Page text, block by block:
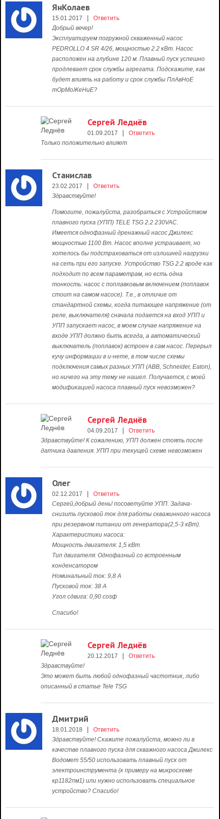
ЯнКолаев
15.01.2017 |
Ответить
Добрый вечер!
Эксплуатируем погружной скваженный насос
PEDROLLO 4 SR 4/26, мощностью 2.2 кВт. Насос
расположен на глубине 120 м. Плавный пуск успешно
продлевает срок службы агрегата. Подскажите, как
будет влиять на работу и срок службы ПлАвНоЕ
тОрМоЖеНиЕ?
Сергей Леднёв
01.09.2017 |
Ответить
Только положительно влияет
Станислав
23.02.2017 |
Ответить
Здравствуйте!
Помогите, пожалуйста, разобраться с Устройством
плавного пуска (УПП) TELE TSG 2.2 230VAC.
Имеется однофазный дренажный насос Джилекс
мощностью 1100 Вт. Насос вполне устраивает, но
хотелось бы подстраховаться от излишней нагрузки
на сеть при его запуске. Устройство TSG 2.2 вроде как
подходит по всем параметрам, но есть одна
тонкость: насос с поплавковым включением (поплавок
стоит на самом насосе). Т.е., в отличие от
стандартной схемы, когда питающее напряжение (от
реле, выключателя) сначала подается на вход УПП и
УПП запускает насос, в моем случае напряжение на
входе УПП должно быть всегда, а автоматический
выключатель (поплавок) встроен в сам насос. Перерыл
кучу информации в и-нете, в том числе схемы
подключения самых разных УПП (ABB, Schneider, Eaton),
но ничего на эту тему не нашел. Получается, с моей
модификацией насоса плавный пуск невозможен?
Сергей Леднёв
04.09.2017 |
Ответить
Здравствуйте! К сожалению, УПП должен стоять после
датчика давления. УПП при текущей схеме невозможен
Олег
02.12.2017 |
Ответить
Сергей,добрый день! посоветуйте УПП. Задача-
снизить пусковой ток для работы скважинного насоса
при резервном питании от генератора(2,5-3 кВт).
Характеристики насоса:
Мощность двигателя: 1,5 кВт
Тип двигателя: Однофазный со встроенным
конденсатором
Номинальный ток: 9,8 А
Пусковой ток: 38 А
Угол сдвига: 0,90 cosф
Спасибо!
Сергей Леднёв
20.12.2017 |
Ответить
Здравствуйте!
Это может быть любой однофазный частотник, либо
описанный в статье Tele TSG
Дмитрий
18.01.2018 |
Ответить
Здравствуйте! Скажите пожалуйста, можно ли в
качестве плавного пуска для скважного насоса Джилекс
Водомет 55/50 использовать плавный пуск от
электроинструмента (к примеру на микросхеме
кр1182пм1) или нужно использовать специальное
устройство? Спасибо!